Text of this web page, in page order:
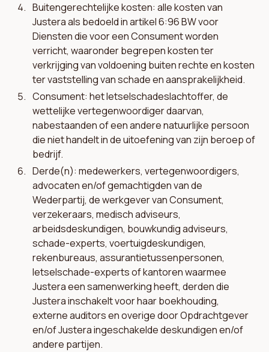
Buitengerechtelijke kosten: alle kosten van
Justera als bedoeld in artikel 6:96 BW voor
Diensten die voor een Consument worden
verricht, waaronder begrepen kosten ter
verkrijging van voldoening buiten rechte en kosten
ter vaststelling van schade en aansprakelijkheid.
Consument: het letselschadeslachtoffer, de
wettelijke vertegenwoordiger daarvan,
nabestaanden of een andere natuurlijke persoon
die niet handelt in de uitoefening van zijn beroep of
bedrijf.
Derde(n): medewerkers, vertegenwoordigers,
advocaten en/of gemachtigden van de
Wederpartij, de werkgever van Consument,
verzekeraars, medisch adviseurs,
arbeidsdeskundigen, bouwkundig adviseurs,
schade-experts, voertuigdeskundigen,
rekenbureaus, assurantietussenpersonen,
letselschade-experts of kantoren waarmee
Justera een samenwerking heeft, derden die
Justera inschakelt voor haar boekhouding,
externe auditors en overige door Opdrachtgever
en/of Justera ingeschakelde deskundigen en/of
andere partijen.